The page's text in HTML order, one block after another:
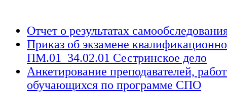
Отчет о результатах
Приказ об экзамене
ПМ.01_34.02.01 Сестринское дело
Анкетирование преподавателей,
обучающихся по программе СПО